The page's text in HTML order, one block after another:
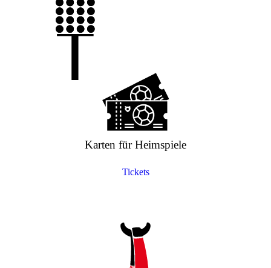
Karten für Heimspiele
Tickets